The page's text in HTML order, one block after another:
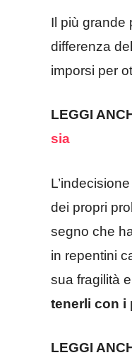
Il più grande
differenza
imporsi per
LEGGI
sia
dei propri
segno che
in repentini
sua fragilità
tenerli con i
LEGGI